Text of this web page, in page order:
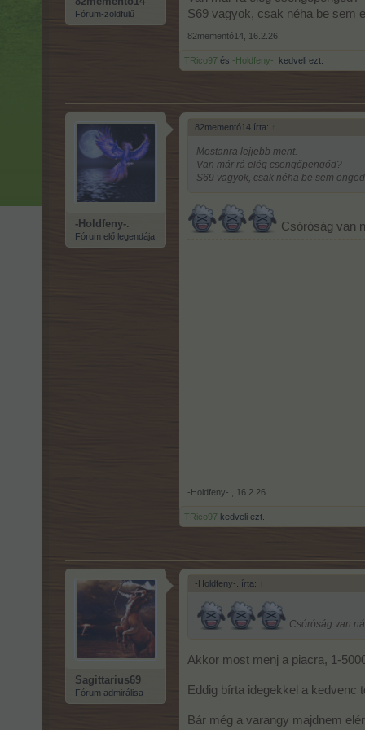
Fórum-zöldfülű
S69 vagyok, csak néha be sem
82mementó14 16.2.26
TRico97 és -Holdfeny-. kedveli ezt.
-Holdfeny-.
Fórum elő legendája
82mementó14 írta: ↑
Mostanra lejjebb ment.
Van már rá elég csengőpengőd?
S69 vagyok, csak néha be sem
Csóróság van
-Holdfeny-. 16.2.26
TRico97 kedveli ezt.
Sagittarius69
Fórum admirálisa
-Holdfeny-. írta: ↑
Csóróság van
Akkor most menj a piacra, 1-
Eddig bírta idegekkel a kedvenc
Bár még a varangy majdnem